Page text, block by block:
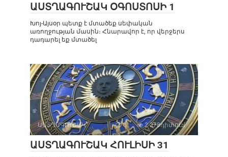
ԱՍՏՂԱԳՈՒՇԱԿ ՕԳՈՍՏՈՍԻ 1
Խոյ-Այսօր պետք է մտածեք սեփական
առողջության մասին։ Հնարավոր է, որ վերջերս
դադարել եք մտածել
ԱՍՏՂԱԳՈՒՇԱԿ 0 2 278դիտում
ԱՍՏՂԱԳՈՒՇԱԿ ՀՈՒԼԻՍԻ 31